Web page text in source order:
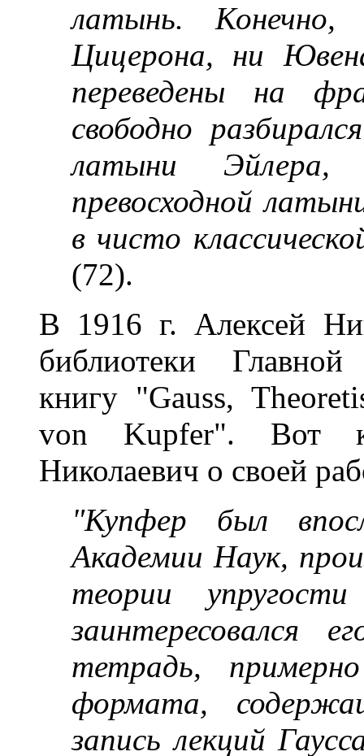
латынь.
Цицерона, ни
переведены на
свободно
латыни Эйлера,
превосходной
в чисто
(72).
В 1916 г. Алексей
библиотеки Главной
книгу "Gauss,
von Kupfer". Вот
Николаевич о своей
"Купфер был
Академии Наук,
теории
заинтересовался
тетрадь,
формата,
запись лекций